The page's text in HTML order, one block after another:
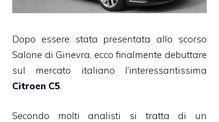
Dopo essere stata presentata allo scorso
Salone di Ginevra, ecco finalmente debuttare
sul mercato italiano l’interessantissima
Citroen C5.
Secondo molti analisti si tratta di un